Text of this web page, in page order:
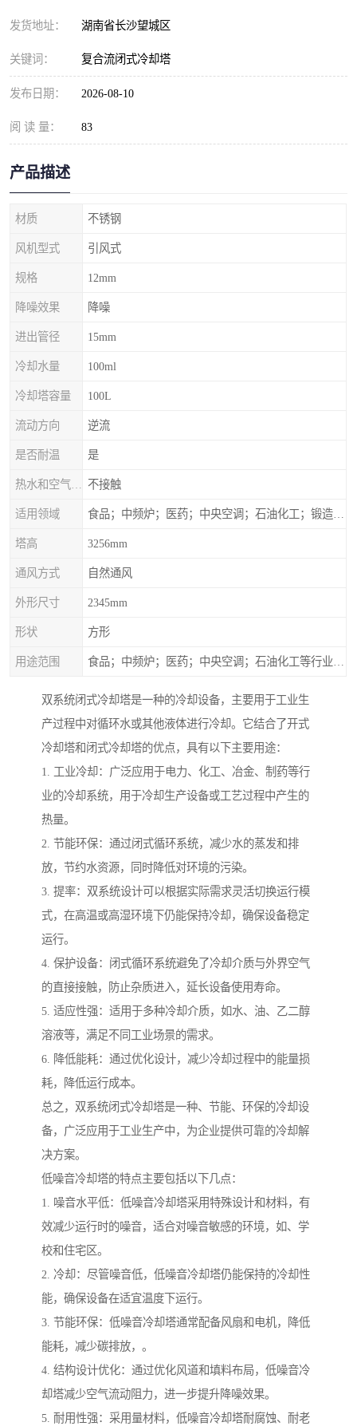
发货地址： 湖南省长沙望城区
关键词： 复合流闭式冷却塔
发布日期： 2026-08-10
阅 读 量： 83
产品描述
材质 不锈钢
风机型式 引风式
规格 12mm
降噪效果 降噪
进出管径 15mm
冷却水量 100ml
冷却塔容量 100L
流动方向 逆流
是否耐温 是
不接触
适用领域
塔高 3256mm
通风方式 自然通风
外形尺寸 2345mm
形状 方形
用途范围
双系统闭式冷却塔是一种的冷却设备，主要用于工业生
产过程中对循环水或其他液体进行冷却。它结合了开式
冷却塔和闭式冷却塔的优点，具有以下主要用途：
1. 工业冷却：广泛应用于电力、化工、冶金、制药等行
业的冷却系统，用于冷却生产设备或工艺过程中产生的
热量。
2. 节能环保：通过闭式循环系统，减少水的蒸发和排
放，节约水资源，同时降低对环境的污染。
3. 提率：双系统设计可以根据实际需求灵活切换运行模
式，在高温或高湿环境下仍能保持冷却，确保设备稳定
运行。
4. 保护设备：闭式循环系统避免了冷却介质与外界空气
的直接接触，防止杂质进入，延长设备使用寿命。
5. 适应性强：适用于多种冷却介质，如水、油、乙二醇
溶液等，满足不同工业场景的需求。
6. 降低能耗：通过优化设计，减少冷却过程中的能量损
耗，降低运行成本。
总之，双系统闭式冷却塔是一种、节能、环保的冷却设
备，广泛应用于工业生产中，为企业提供可靠的冷却解
决方案。
低噪音冷却塔的特点主要包括以下几点：
1. 噪音水平低：低噪音冷却塔采用特殊设计和材料，有
效减少运行时的噪音，适合对噪音敏感的环境，如、学
校和住宅区。
2. 冷却：尽管噪音低，低噪音冷却塔仍能保持的冷却性
能，确保设备在适宜温度下运行。
3. 节能环保：低噪音冷却塔通常配备风扇和电机，降低
能耗，减少碳排放，。
4. 结构设计优化：通过优化风道和填料布局，低噪音冷
却塔减少空气流动阻力，进一步提升降噪效果。
5. 耐用性强：采用量材料，低噪音冷却塔耐腐蚀、耐老